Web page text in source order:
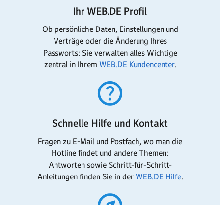
Ihr WEB.DE Profil
Ob persönliche Daten, Einstellungen und
Verträge oder die Änderung Ihres
Passworts: Sie verwalten alles Wichtige
zentral in Ihrem WEB.DE Kundencenter.
Schnelle Hilfe und Kontakt
Fragen zu E-Mail und Postfach, wo man die
Hotline findet und andere Themen:
Antworten sowie Schritt-für-Schritt-
Anleitungen finden Sie in der WEB.DE Hilfe.